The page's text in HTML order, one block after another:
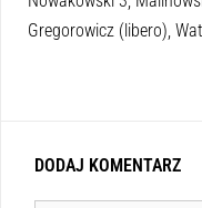
Gregorowicz (libero),
DODAJ KOMENTARZ